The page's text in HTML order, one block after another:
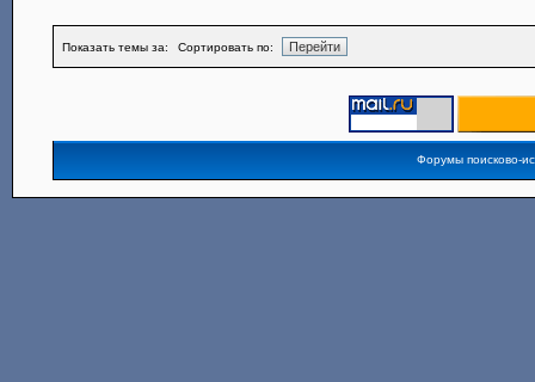
Показать темы за: Сортировать по:
Форумы поисково-